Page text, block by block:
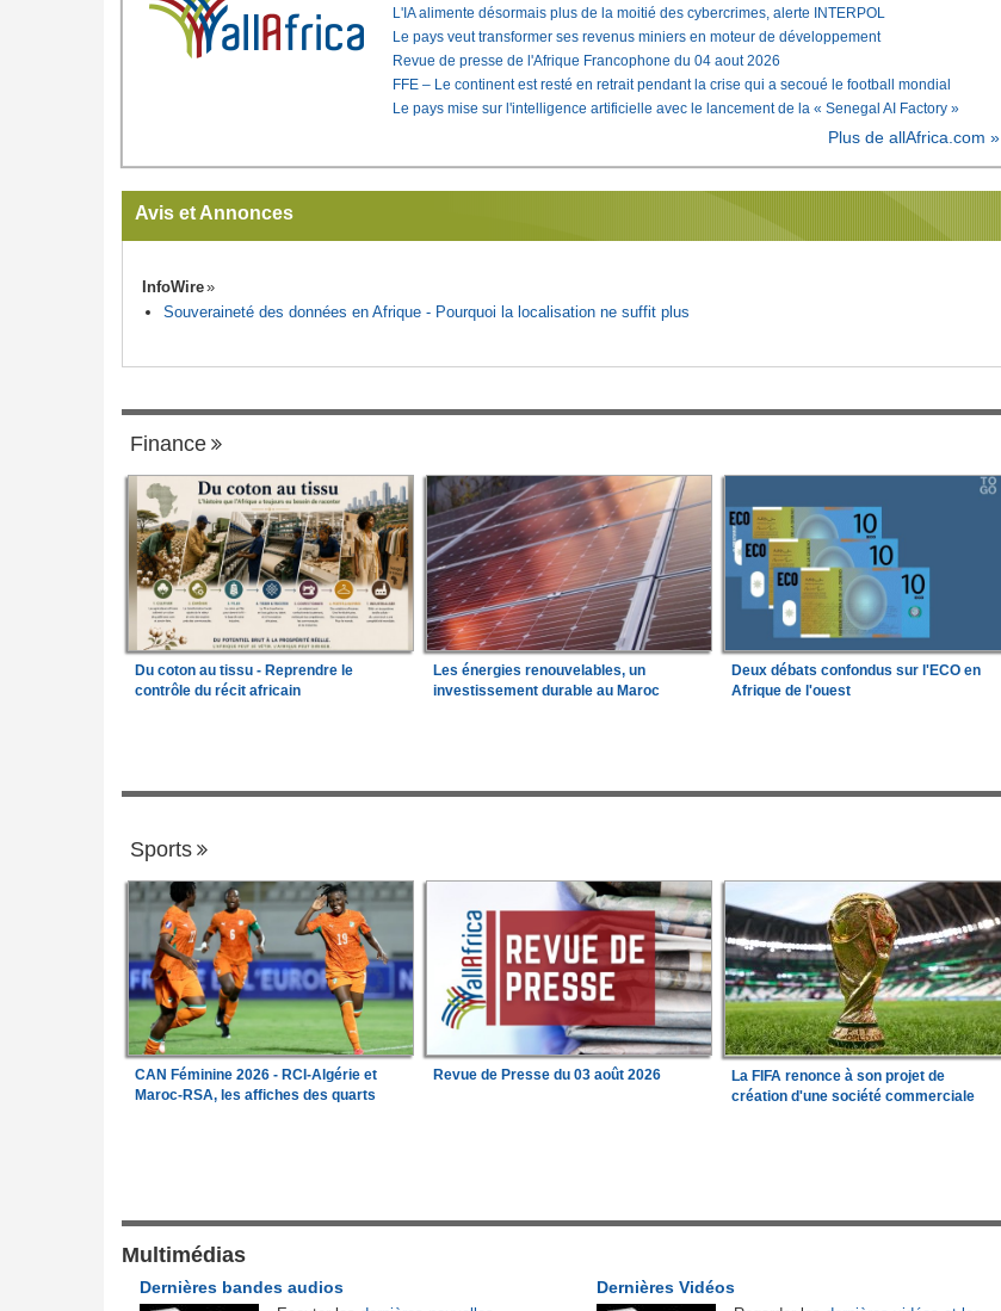
L'IA alimente désormais plus de la moitié des cybercrimes, alerte INTERPOL
Le pays veut transformer ses revenus miniers en moteur de développement
Revue de presse de l'Afrique Francophone du 04 aout 2026
FFE – Le continent est resté en retrait pendant la crise qui a secoué le football mondial
Le pays mise sur l'intelligence artificielle avec le lancement de la « Senegal AI Factory »
Plus de allAfrica.com »
Avis et Annonces
InfoWire
Souveraineté des données en Afrique - Pourquoi la localisation ne suffit plus
Finance
Du coton au tissu - Reprendre le
contrôle du récit africain
Les énergies renouvelables, un
investissement durable au Maroc
Deux débats confondus sur l'ECO en
Afrique de l'ouest
Sports
CAN Féminine 2026 - RCI-Algérie et
Maroc-RSA, les affiches des quarts
Revue de Presse du 03 août 2026
La FIFA renonce à son projet de
création d'une société commerciale
Multimédias
Dernières Vidéos
Dernières bandes audios
pesé sur la position
2
d'espèces protégées